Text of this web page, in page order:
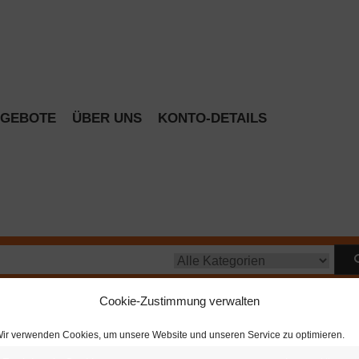
Cookie-Zustimmung verwalten
verwenden Cookies, um unsere Website und unseren Service zu optimieren.
ÜBER UNS KONTO-DETAILS